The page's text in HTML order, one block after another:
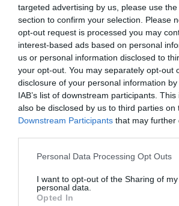
targeted advertising by us, please use
section to confirm your selection. Please
opt-out request is processed you may
interest-based ads based on personal
us or personal information disclosed to
your opt-out. You may separately opt-out
disclosure of your personal information
IAB’s list of downstream participants.
also be disclosed by us to third parties on
Downstream Participants that may further
Please note that this website/app uses
not limited to your visit or usage
grant or deny consent to Google and its
use your data for below specified
Personal Data Processing Opt Outs
I want to opt-out of the Sharing of my
personal data.
Opted In
Ροή ειδήσεων
Ποιο λάθος κάνουμε όταν κόβουμε το
Θρίλερ στον Λυκαβηττό: Εξετάζεται η
57χρονης από την Κυψέλη
Ρέθυμνο: Άγριος ξυλοδαρμός 51χρονου
συλλήψεις
ίχνη αρχικατασκόπου του Άσαντ
Λόττο: Τα αποτελέσματα της κλήρωσης